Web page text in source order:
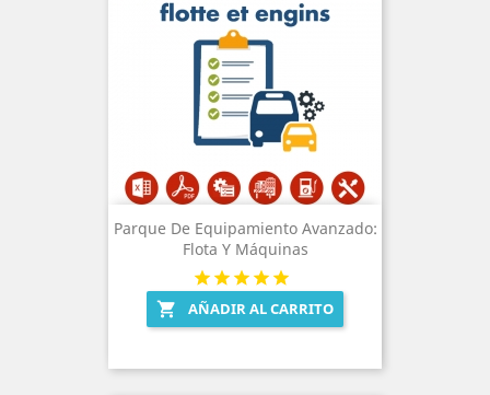
Parque De Equipamiento Avanzado:
Flota Y Máquinas
 AÑADIR AL CARRITO